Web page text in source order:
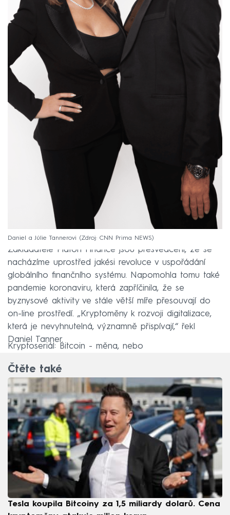
Daniel a Júlie Tannerovi Zdroj: CNN Prima NEWS
Zakladatelé Platon Finance jsou přesvědčeni, že se
nacházíme uprostřed jakési revoluce v uspořádání
globálního finančního systému. Napomohla tomu také
pandemie koronaviru, která zapříčinila, že se
byznysové aktivity ve stále větší míře přesouvají do
on-line prostředí. „Kryptoměny k rozvoji digitalizace,
která je nevyhnutelná, významně přispívají,“ řekl
Daniel Tanner.
Kryptoseriál: Bitcoin - měna, nebo
Čtěte také
Tesla koupila Bitcoiny za 1,5 miliardy dolarů. Cena